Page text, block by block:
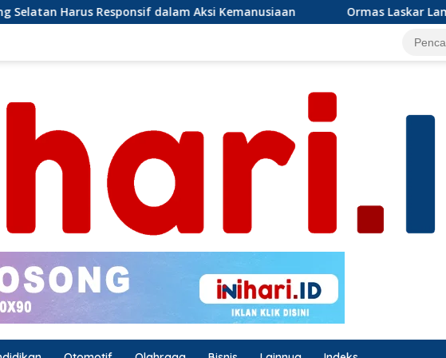
Aksi Kemanusiaan Ormas Laskar Lampung dan Grib jaya